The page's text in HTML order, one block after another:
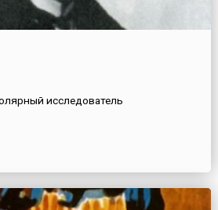
исследователь